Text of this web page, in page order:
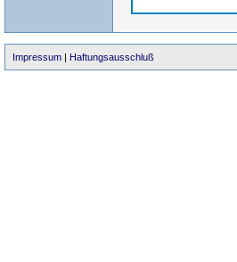
Impressum | Haftungsausschluß